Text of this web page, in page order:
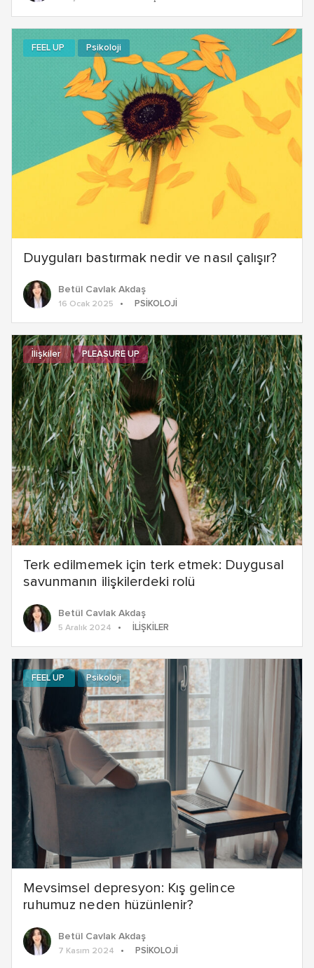
Duyguları bastırmak nedir ve nasıl çalışır?
FEEL UP Psikoloji
Betül Cavlak Akdaş
16 Ocak 2025 PSIKOLOJI
Terk edilmemek için terk etmek: Duygusal
savunmanın ilişkilerdeki rolü
İlişkiler PLEASURE UP
Betül Cavlak Akdaş
5 Aralık 2024 İLIŞKILER
Mevsimsel depresyon: Kış gelince
ruhumuz neden hüzünlenir?
FEEL UP Psikoloji
Betül Cavlak Akdaş
7 Kasım 2024 PSIKOLOJI